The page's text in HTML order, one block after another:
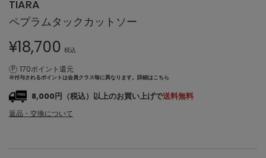
TIARA
ペプラムタックカットソー
¥18,700 税込
170ポイント還元
※付与されるポイントは会員クラス毎に異なります。 詳細はこちら
8,000円（税込）以上のお買い上げで送料無料
返品・交換について